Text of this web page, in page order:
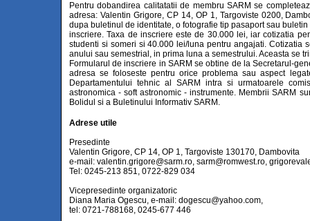
Pentru dobandirea calitatatii de membru SARM se
adresa: Valentin Grigore, CP 14, OP 1, Targoviste 0200,
dupa buletinul de identitate, o fotografie tip pasaport sau
inscriere. Taxa de inscriere este de 30.000 lei, iar cotizatia
studenti si someri si 40.000 lei/luna pentru angajati. Cotizatia
anului sau semestrial, in prima luna a semestrului. Aceasta se
Formularul de inscriere in SARM se obtine de la Secretarul-
adresa se foloseste pentru orice problema sau aspect
Departamentului tehnic al SARM intra si urmatoarele
astronomica - soft astronomic - instrumente. Membrii SARM
Bolidul si a Buletinului Informativ SARM.
Adrese utile
Presedinte
Valentin Grigore, CP 14, OP 1, Targoviste 130170, Dambovita
e-mail: valentin.grigore@sarm.ro, sarm@romwest.ro,
Tel: 0245-213 851, 0722-829 034
Vicepresedinte organizatoric
Diana Maria Ogescu, e-mail: dogescu@yahoo.com,
tel: 0721-788168, 0245-677 446